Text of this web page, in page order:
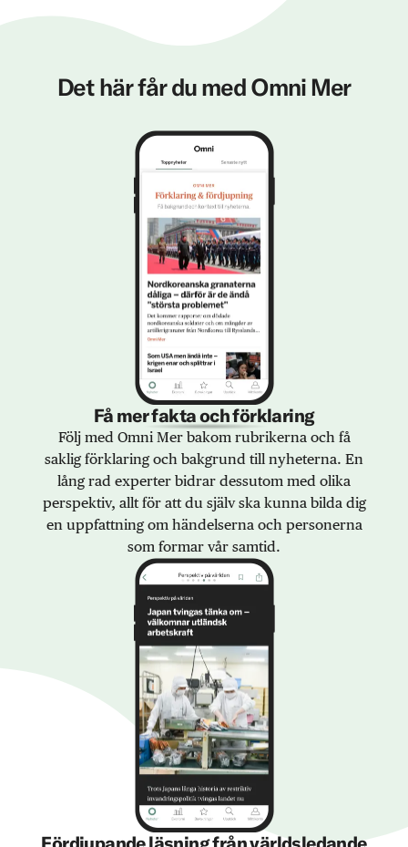
Det här får du med Omni Mer
Få mer fakta och förklaring
Följ med Omni Mer bakom rubrikerna och få
saklig förklaring och bakgrund till nyheterna. En
lång rad experter bidrar dessutom med olika
perspektiv, allt för att du själv ska kunna bilda dig
en uppfattning om händelserna och personerna
som formar vår samtid.